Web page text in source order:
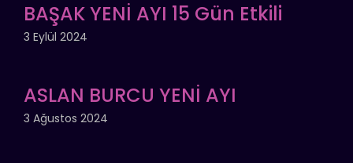
BAŞAK YENİ AYI 15 Gün Etkili
3 Eylül 2024
ASLAN BURCU YENİ AYI
3 Ağustos 2024